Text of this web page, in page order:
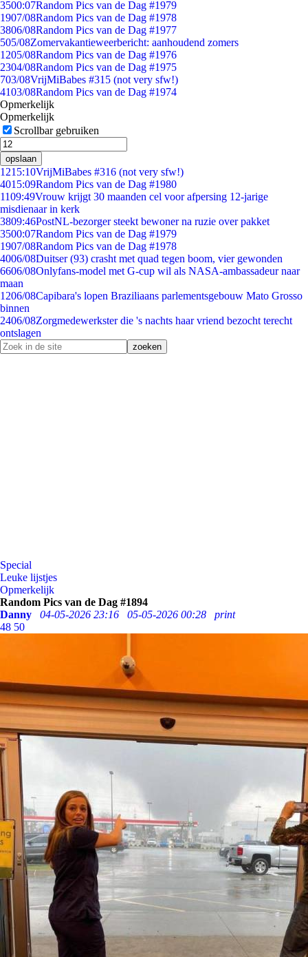
3500:07Random Pics van de Dag #1979
1907/08Random Pics van de Dag #1978
3806/08Random Pics van de Dag #1977
505/08Zomervakantieweerbericht: aanhoudend zomers
1205/08Random Pics van de Dag #1976
2304/08Random Pics van de Dag #1975
703/08VrijMiBabes #315 (not very sfw!)
4103/08Random Pics van de Dag #1974
Opmerkelijk
Opmerkelijk
Scrollbar gebruiken
opslaan
1215:10VrijMiBabes #316 (not very sfw!)
4015:09Random Pics van de Dag #1980
1109:49Vrouw krijgt 30 maanden cel voor afpersing 12-jarige
misdienaar in kerk
3809:46PostNL-bezorger steekt bewoner na ruzie over pakket
3500:07Random Pics van de Dag #1979
1907/08Random Pics van de Dag #1978
4006/08Duitser (93) crasht met quad tegen boom, vier gewonden
6606/08Onlyfans-model met G-cup wil als NASA-ambassadeur naar
maan
1206/08Capibara's lopen Braziliaans parlementsgebouw Mato Grosso
binnen
2406/08Zorgmedewerkster die 's nachts haar vriend bezocht terecht
ontslagen
Special
Leuke lijstjes
Opmerkelijk
Random Pics van de Dag #1894
Danny
04-05-2026 23:16 05-05-2026 00:28
print
48 50